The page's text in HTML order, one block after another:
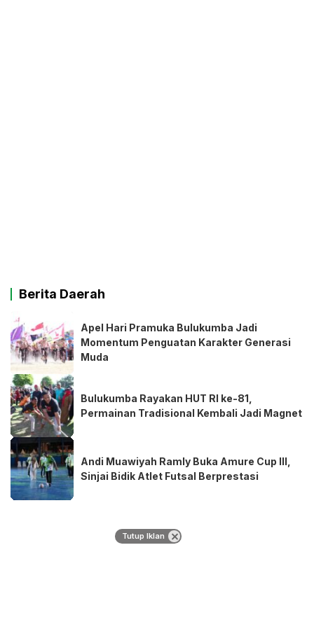
Berita Daerah
Apel Hari Pramuka Bulukumba Jadi
Momentum Penguatan Karakter Generasi
Muda
Bulukumba Rayakan HUT RI ke-81,
Permainan Tradisional Kembali Jadi Magnet
Andi Muawiyah Ramly Buka Amure Cup III,
Sinjai Bidik Atlet Futsal Berprestasi
Tutup Iklan